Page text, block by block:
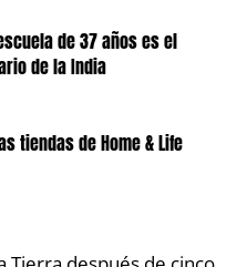
de 37 años es el
de la India
tiendas de Home & Life